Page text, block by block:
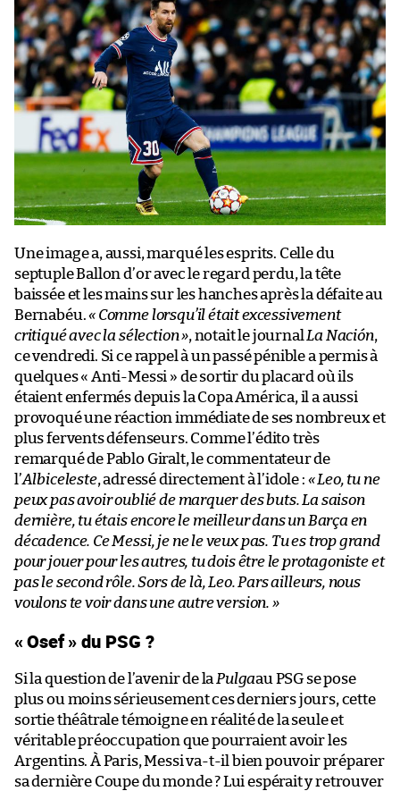
Une image a, aussi, marqué les esprits. Celle du
septuple Ballon d’or avec le regard perdu, la tête
baissée et les mains sur les hanches après la défaite au
Bernabéu.« Comme lorsqu’il était excessivement
critiqué avec la sélection », notait le journal La Nación,
ce vendredi. Si ce rappel à un passé pénible a permis à
quelques « Anti-Messi » de sortir du placard où ils
étaient enfermés depuis la Copa América, il a aussi
provoqué une réaction immédiate de ses nombreux et
plus fervents défenseurs. Comme l’édito très
remarqué de Pablo Giralt, le commentateur de
l’Albiceleste, adressé directement à l’idole : « Leo, tu ne
peux pas avoir oublié de marquer des buts. La saison
dernière, tu étais encore le meilleur dans un Barça en
décadence. Ce Messi, je ne le veux pas. Tu es trop grand
pour jouer pour les autres, tu dois être le protagoniste et
pas le second rôle. Sors de là, Leo. Pars ailleurs, nous
voulons te voir dans une autre version. »
« Osef » du PSG ?
Si la question de l’avenir de la Pulgaau PSG se pose
plus ou moins sérieusement ces derniers jours, cette
sortie théâtrale témoigne en réalité de la seule et
véritable préoccupation que pourraient avoir les
Argentins. À Paris, Messi va-t-il bien pouvoir préparer
sa dernière Coupe du monde ? Lui espérait y retrouver